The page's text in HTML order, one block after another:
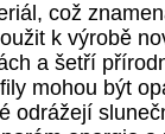
což
k výrobě
a šetří
mohou být
odrážejí